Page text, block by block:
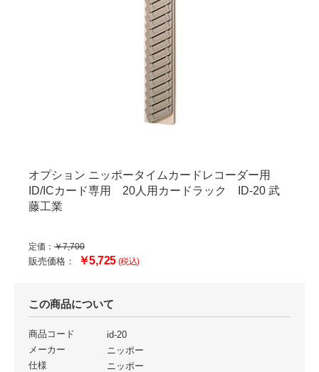
オプション ニッポータイムカードレコーダー用
ID/ICカード専用 20人用カードラック ID-20 武
藤工業
定価： ￥7,700
販売価格： ￥5,725 (税込)
この商品について
商品コード
id-20
メーカー
ニッポー
仕様
ニッポー